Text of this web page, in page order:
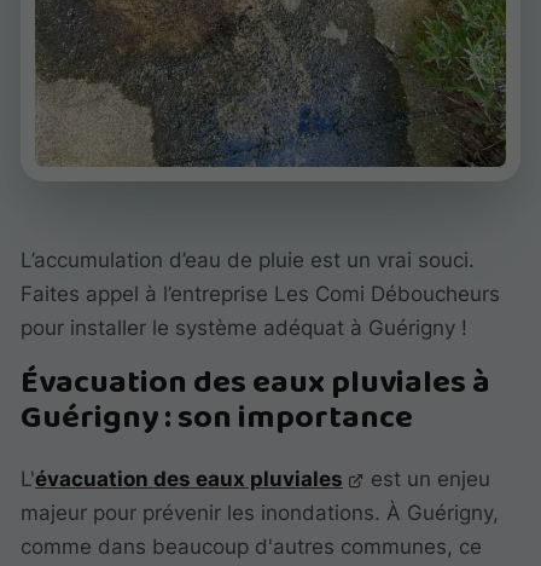
L’accumulation d’eau de pluie est un vrai souci.
Faites appel à l’entreprise Les Comi Déboucheurs
pour installer le système adéquat à Guérigny !
Évacuation des eaux pluviales à
Guérigny : son importance
L'évacuation des eaux pluviales
est un enjeu
majeur pour prévenir les inondations. À Guérigny,
comme dans beaucoup d'autres communes, ce